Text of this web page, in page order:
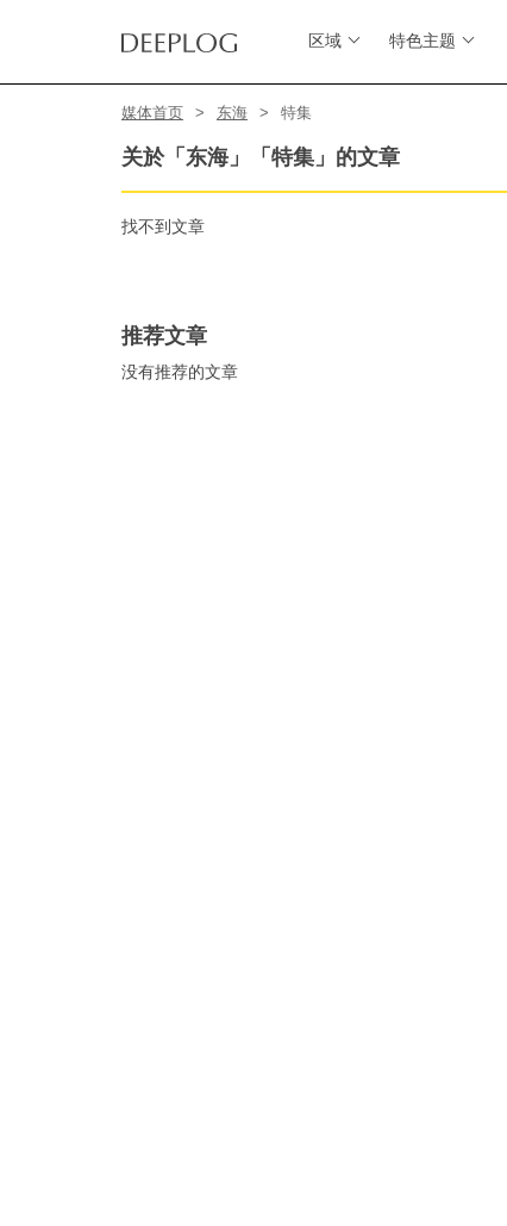
区域 特色主题
媒体首页 东海 特集
关於「东海」「特集」的文章
找不到文章
推荐文章
没有推荐的文章